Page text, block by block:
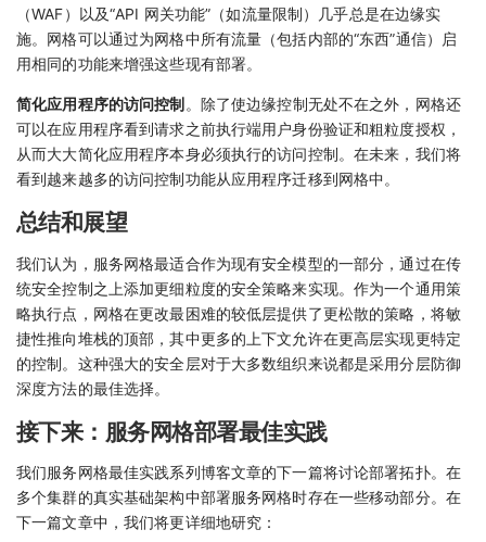
（WAF）以及“API 网关功能”（如流量限制）几乎总是在边缘实
施。网格可以通过为网格中所有流量（包括内部的“东西”通信）启
用相同的功能来增强这些现有部署。
简化应用程序的访问控制 。除了使边缘控制无处不在之外，网格还
可以在应用程序看到请求之前执行端用户身份验证和粗粒度授权，
从而大大简化应用程序本身必须执行的访问控制。在未来，我们将
看到越来越多的访问控制功能从应用程序迁移到网格中。
总结和展望
我们认为，服务网格最适合作为现有安全模型的一部分，通过在传
统安全控制之上添加更细粒度的安全策略来实现。作为一个通用策
略执行点，网格在更改最困难的较低层提供了更松散的策略，将敏
捷性推向堆栈的顶部，其中更多的上下文允许在更高层实现更特定
的控制。这种强大的安全层对于大多数组织来说都是采用分层防御
深度方法的最佳选择。
接下来：服务网格部署最佳实践
我们服务网格最佳实践系列博客文章的下一篇将讨论部署拓扑。在
多个集群的真实基础架构中部署服务网格时存在一些移动部分。在
下一篇文章中，我们将更详细地研究：